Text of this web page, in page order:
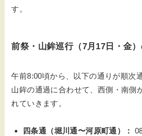
す。
前祭・山鉾巡行（7月17日・金
午前8:00頃から、以下の通りが順次
山鉾の通過に合わせて、西側・南側
れていきます。
四条通（堀川通〜河原町通）：